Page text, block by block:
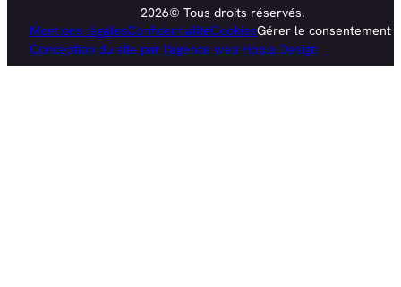
2026© Tous droits réservés.
Mentions légalesConfidentialitéCookiesGérer le consentement
Conception du site par l'agence web Hopla Design